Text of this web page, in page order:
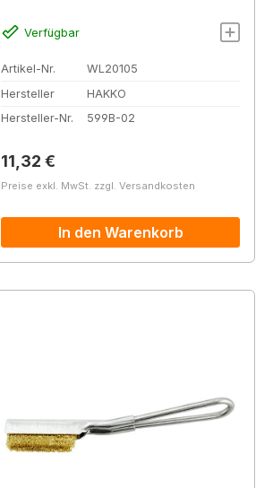
Verfügbar
Artikel-Nr.
WL20105
Hersteller
HAKKO
Hersteller-Nr.
599B-02
Regulärer Preis:
11,32 €
Preise exkl. MwSt. zzgl. Versandkosten
In den Warenkorb